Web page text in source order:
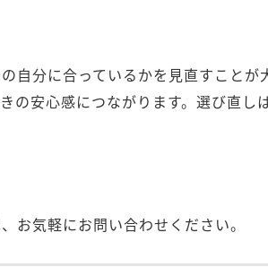
自分に合っているかを見直すことが
の安心感につながります。選び直し
お気軽にお問い合わせください。